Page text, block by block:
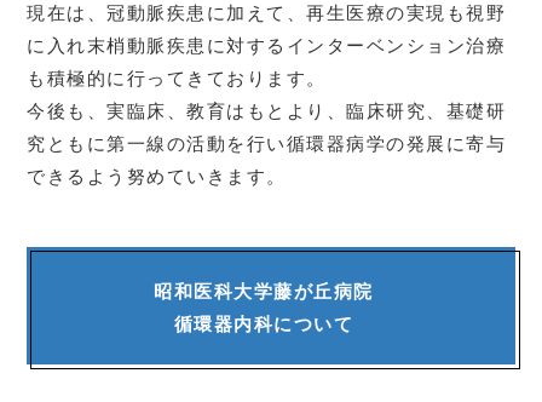
現在は、冠動脈疾患に加えて、再生医療の実現も視野
に入れ末梢動脈疾患に対する インターベンション治療
も積極的に行ってきております。
今後も、実臨床、教育はもとより、臨床研究、基礎研
究ともに第一線の活動を行い循環器病学の発展に寄与
できるよう努めていきます。
昭和医科大学藤が丘病院
循環器内科について